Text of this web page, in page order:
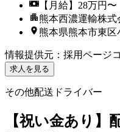
【月給】28万円〜
熊本西濃運輸株式
熊本県熊本市東区
情報提供元 ： 採用ページ
求人を見る
その他配送ドライバー
【祝い金あり】